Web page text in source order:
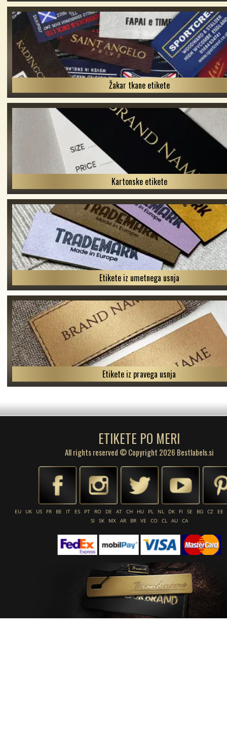
Žakar tkane etikete
Kartonske etikete
Etikete iz umetnega usnja
Etikete iz pravega usnja
ETIKETE PO MERI
All rights reserved © Copyright 2026 Bestlabels.si
EU UK US FR BE IT ES PT RO DE AT CH HU PL NL DK FI SE BG CZ
EE
SI
SK MX AR BR VE CO CL AU CA